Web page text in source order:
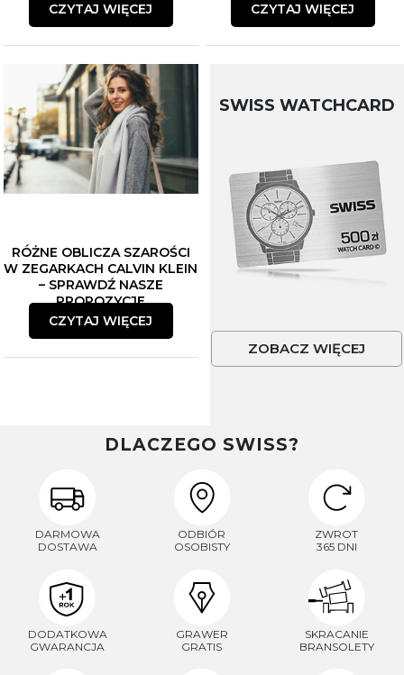
CZYTAJ WIĘCEJ CZYTAJ WIĘCEJ
RÓŻNE OBLICZA SZAROŚCI
W ZEGARKACH CALVIN KLEIN
– SPRAWDŹ NASZE
PROPOZYCJE
CZYTAJ WIĘCEJ
SWISS WATCHCARD
ZOBACZ WIĘCEJ
DLACZEGO SWISS?
DARMOWA
DOSTAWA
ODBIÓR
OSOBISTY
ZWROT
365 DNI
DODATKOWA
GWARANCJA
GRAWER
GRATIS
SKRACANIE
BRANSOLETY